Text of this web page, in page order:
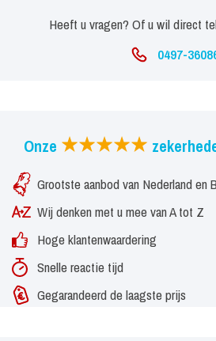
Heeft u vragen? Of u wil direct
0497-
Onze
Grootste aanbod van Nederland en
Wij denken met u mee van A tot Z
Hoge klantenwaardering
Snelle reactie tijd
Gegarandeerd de laagste prijs